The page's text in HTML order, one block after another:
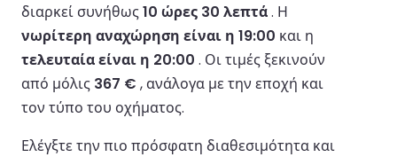
διαρκεί συνήθως10 ώρες 30 λεπτά. Η
νωρίτερη αναχώρηση είναι η 19:00 και η
τελευταία είναι η 20:00 . Οι τιμές ξεκινούν
από μόλις 367 € , ανάλογα με την εποχή και
τον τύπο του οχήματος.
Ελέγξτε την πιο πρόσφατη διαθεσιμότητα και